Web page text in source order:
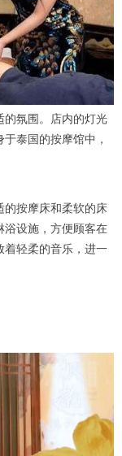
氛围。店内的灯光
泰国的按摩馆中，
按摩床和柔软的床
浴设施，方便顾客在
着轻柔的音乐，进一